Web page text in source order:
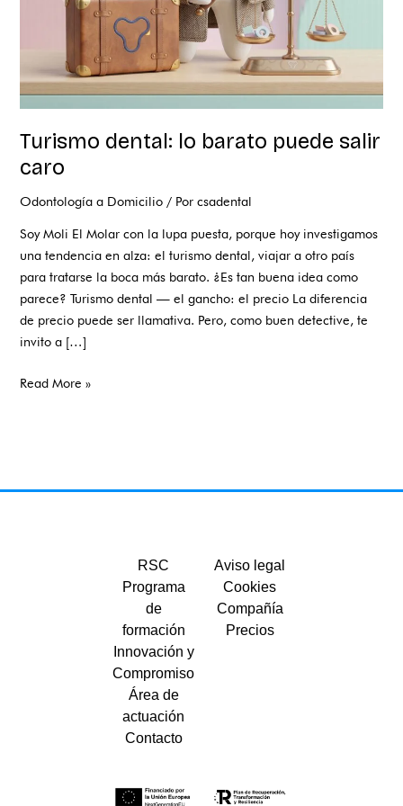
Turismo dental: lo barato puede salir
caro
Odontología a Domicilio / Porcsadental
Soy Moli El Molar con la lupa puesta, porque hoy investigamos
una tendencia en alza: el turismo dental, viajar a otro país
para tratarse la boca más barato. ¿Es tan buena idea como
parece? Turismo dental — el gancho: el precio La diferencia
de precio puede ser llamativa. Pero, como buen detective, te
invito a […]
Read More »
RSC
Programa
de
formación
Innovación y
Compromiso
Área de
actuación
Contacto
Aviso legal
Cookies
Compañía
Precios